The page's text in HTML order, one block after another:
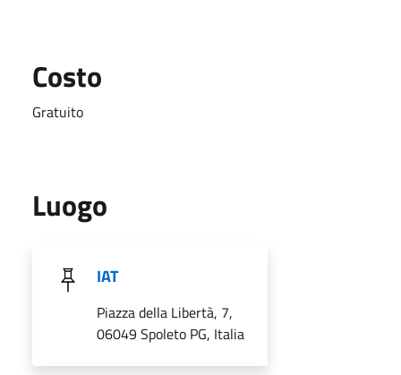
Costo
Gratuito
Luogo
IAT
Piazza della Libertà, 7,
06049 Spoleto PG, Italia